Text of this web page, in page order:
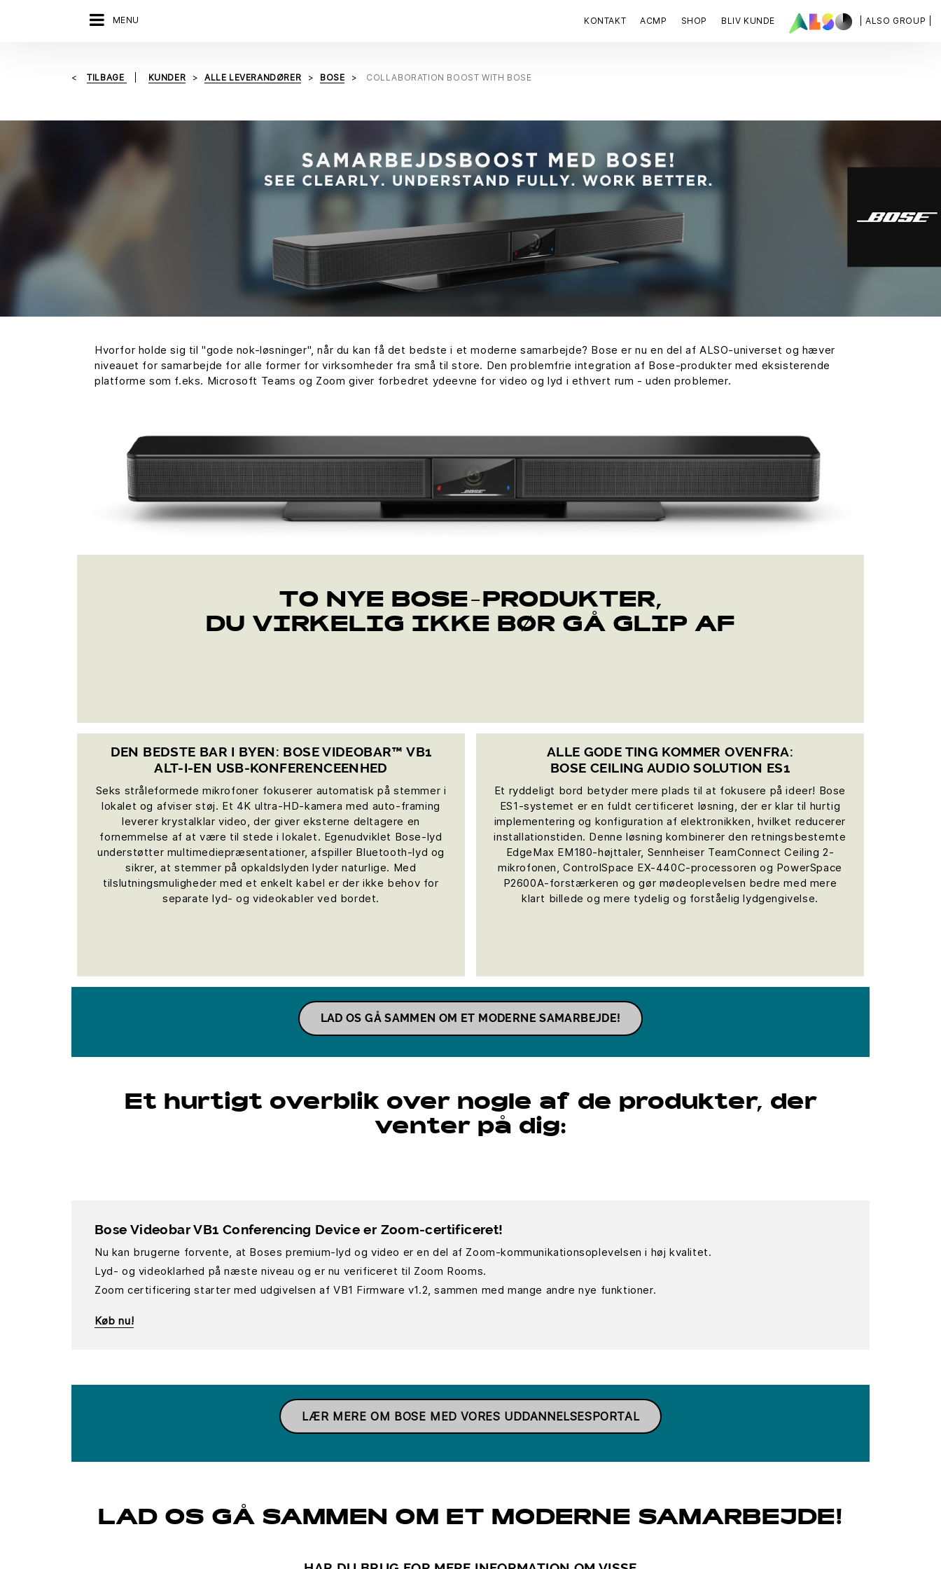
MENU | ALSO GROUP |
KONTAKT ACMP SHOP BLIV KUNDE
TILBAGE KUNDER ALLE LEVERANDØRER BOSE COLLABORATION BOOST WITH BOSE
Hvorfor holde sig til "gode nok-løsninger", når du kan få det bedste i et moderne samarbejde? Bose er nu en del af ALSO-universet og hæver
niveauet for samarbejde for alle former for virksomheder fra små til store. Den problemfrie integration af Bose-produkter med eksisterende
platforme som f.eks. Microsoft Teams og Zoom giver forbedret ydeevne for video og lyd i ethvert rum - uden problemer.
TO NYE BOSE-PRODUKTER,
DU VIRKELIG IKKE BØR GÅ GLIP AF
DEN BEDSTE BAR I BYEN: BOSE VIDEOBAR™ VB1
ALT-I-EN USB-KONFERENCEENHED
Seks stråleformede mikrofoner fokuserer automatisk på stemmer i
lokalet og afviser støj. Et 4K ultra-HD-kamera med auto-framing
leverer krystalklar video, der giver eksterne deltagere en
fornemmelse af at være til stede i lokalet. Egenudviklet Bose-lyd
understøtter multimediepræsentationer, afspiller Bluetooth-lyd og
sikrer, at stemmer på opkaldslyden lyder naturlige. Med
tilslutningsmuligheder med et enkelt kabel er der ikke behov for
separate lyd- og videokabler ved bordet.
ALLE GODE TING KOMMER OVENFRA:
BOSE CEILING AUDIO SOLUTION ES1
Et ryddeligt bord betyder mere plads til at fokusere på ideer! Bose
ES1-systemet er en fuldt certificeret løsning, der er klar til hurtig
implementering og konfiguration af elektronikken, hvilket reducerer
installationstiden. Denne løsning kombinerer den retningsbestemte
EdgeMax EM180-højttaler, Sennheiser TeamConnect Ceiling 2-
mikrofonen, ControlSpace EX-440C-processoren og PowerSpace
P2600A-forstærkeren og gør mødeoplevelsen bedre med mere
klart billede og mere tydelig og forståelig lydgengivelse.
LAD OS GÅ SAMMEN OM ET MODERNE SAMARBEJDE!
Et hurtigt overblik over nogle af de produkter, der
venter på dig:
Bose Videobar VB1 Conferencing Device er Zoom-certificeret!
Nu kan brugerne forvente, at Boses premium-lyd og video er en del af Zoom-kommunikationsoplevelsen i høj kvalitet.
Lyd- og videoklarhed på næste niveau og er nu verificeret til Zoom Rooms.
Zoom certificering starter med udgivelsen af VB1 Firmware v1.2, sammen med mange andre nye funktioner.
Køb nu!
LÆR MERE OM BOSE MED VORES UDDANNELSESPORTAL
LAD OS GÅ SAMMEN OM ET MODERNE SAMARBEJDE!